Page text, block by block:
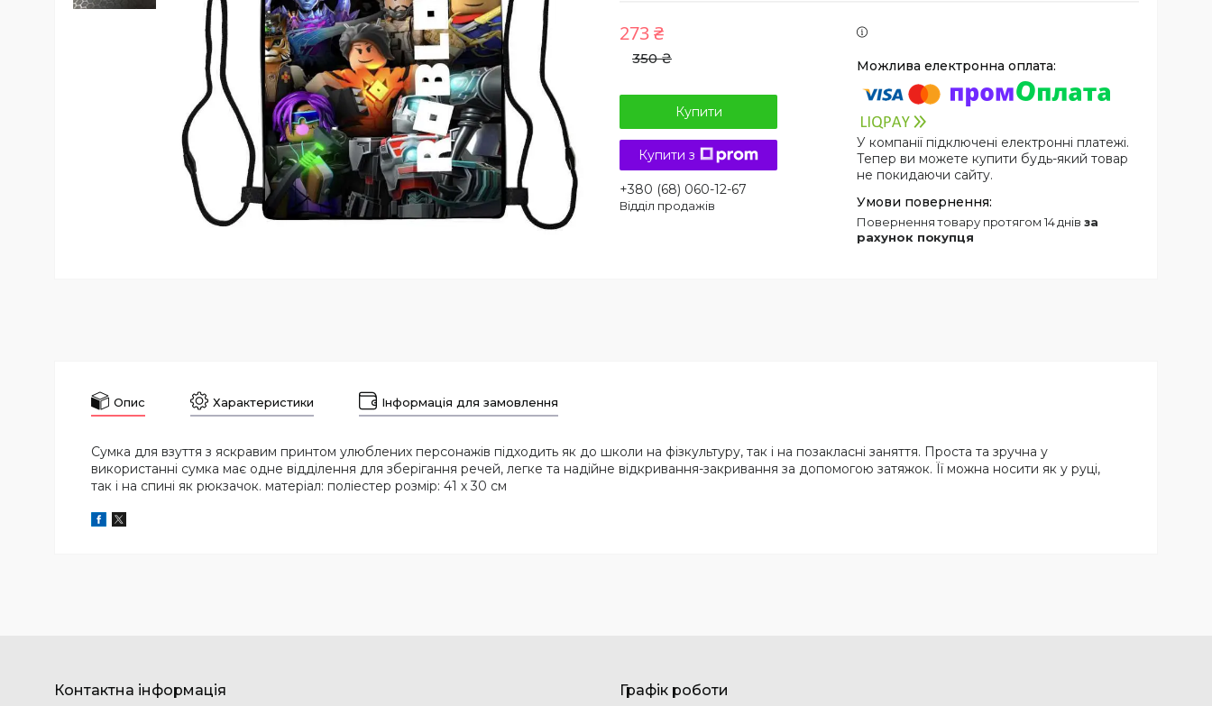
350 ₴
273 ₴
Купити
Купити з
+380 (68) 060-12-67
Відділ продажів
У компанії підключені електронні платежі.
Тепер ви можете купити будь-який товар
не покидаючи сайту.
повернення товару протягом 14 днів за
рахунок покупця
Опис Характеристики Інформація для замовлення
Сумка для взуття з яскравим принтом улюблених персонажів підходить як до школи на фізкультуру, так і на позакласні заняття. Проста та зручна у
використанні сумка має одне відділення для зберігання речей, легке та надійне відкривання-закривання за допомогою затяжок. Її можна носити як у руці,
так і на спині як рюкзачок. матеріал: поліестер розмір: 41 х 30 см
Графік роботи